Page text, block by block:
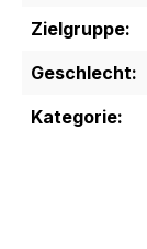
Zielgruppe:
Geschlecht:
Kategorie: